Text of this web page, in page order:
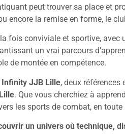
peut trouver sa place et
encore la remise en forme, le
la fois conviviale et sportive,
un vrai parcours
de montée en compétence.
Infinity JJB Lille, deux références
Lille. Que vous cherchiez à
les sports de combat, en toute
un univers où